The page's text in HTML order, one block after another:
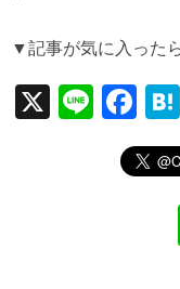
▼記事が気に入った
X
Li
F
a
c